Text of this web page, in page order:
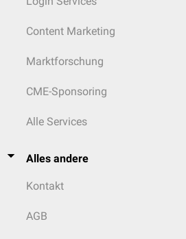
Content Marketing
Marktforschung
CME-Sponsoring
Alle Services
Alles andere
Kontakt
AGB